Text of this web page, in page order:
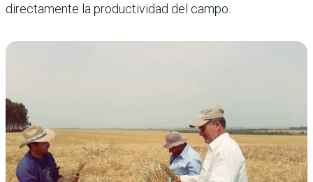
directamente la productividad del campo.